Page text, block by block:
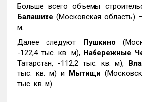
Больше всего объемы
Балашихе (Московская область)
м.
Далее следуют Пушкино
-122,4 тыс. кв. м), Набережные
Татарстан, -112,2 тыс. кв. м),
тыс. кв. м) и Мытищи
тыс. кв. м).